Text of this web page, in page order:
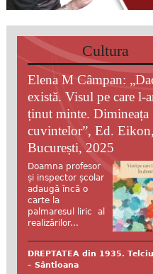
Cultura
Elena M Câmpan:
există. Visul pe care l-
ținut minte. Dimineața
cuvintelor”, Ed. Eikon,
București, 2025
Doamna profesor
și inspector școlar
adaugă încă o
carte la
palmaresul liric al
realizărilor...
DREPTATEA din 1935.
– Sântioana